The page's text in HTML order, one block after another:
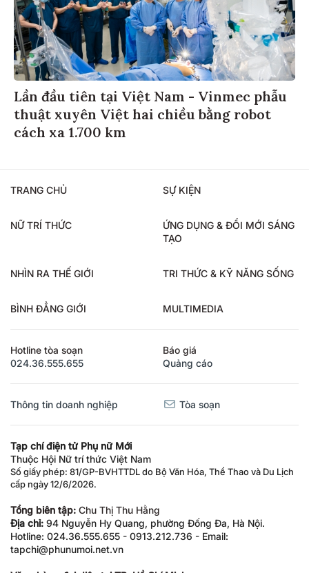
Lần đầu tiên tại Việt Nam - Vinmec phẫu
thuật xuyên Việt hai chiều bằng robot
cách xa 1.700 km
TRANG CHỦ SỰ KIỆN
NỮ TRÍ THỨC
ỨNG DỤNG & ĐỔI MỚI SÁNG
TẠO
NHÌN RA THẾ GIỚI TRI THỨC & KỸ NĂNG SỐNG
BÌNH ĐẲNG GIỚI MULTIMEDIA
Hotline tòa soạn
024.36.555.655
Báo giá
Quảng cáo
Thông tin doanh nghiệp Tòa soạn
Tạp chí điện tử Phụ nữ Mới
Thuộc Hội Nữ trí thức Việt Nam
Số giấy phép: 81/GP-BVHTTDL do Bộ Văn Hóa, Thể Thao và Du Lịch
cấp ngày 12/6/2026.
Tổng biên tập: Chu Thị Thu Hằng
Địa chỉ: 94 Nguyễn Hy Quang, phường Đống Đa, Hà Nội.
Hotline: 024.36.555.655 - 0913.212.736 - Email:
tapchi@phunumoi.net.vn